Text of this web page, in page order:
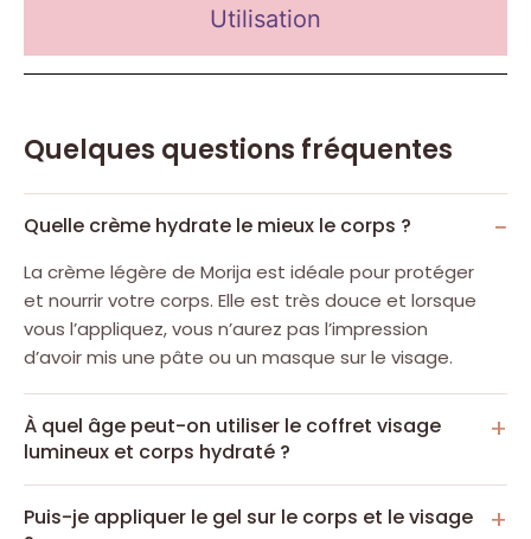
Utilisation
Quelques questions fréquentes
Quelle crème hydrate le mieux le corps ?
La crème légère de Morija est idéale pour protéger
et nourrir votre corps. Elle est très douce et lorsque
vous l’appliquez, vous n’aurez pas l’impression
d’avoir mis une pâte ou un masque sur le visage.
À quel âge peut-on utiliser le coffret visage
lumineux et corps hydraté ?
Puis-je appliquer le gel sur le corps et le visage